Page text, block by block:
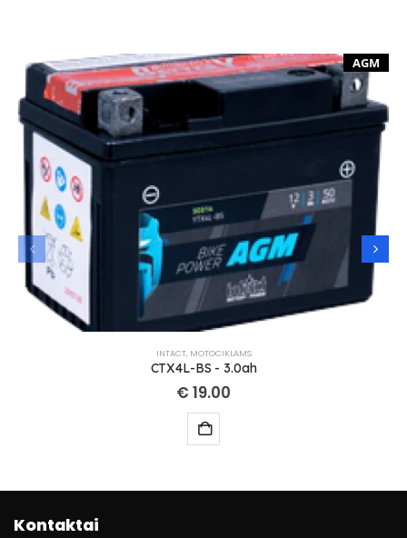
AGM
INTACT, MOTOCIKLAMS
CTX4L-BS - 3.0ah
€ 19.00
Kontaktai